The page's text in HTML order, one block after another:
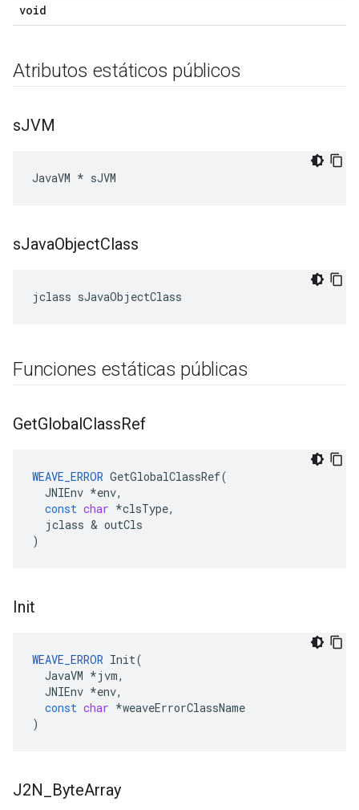
void
Atributos estáticos públicos
sJVM
JavaVM * sJVM
sJavaObjectClass
jclass sJavaObjectClass
Funciones estáticas públicas
GetGlobalClassRef
WEAVE_ERROR GetGlobalClassRef(
JNIEnv *env,
const char *clsType,
jclass & outCls
)
Init
WEAVE_ERROR Init(
JavaVM *jvm,
JNIEnv *env,
const char *weaveErrorClassName
)
J2N ByteArray